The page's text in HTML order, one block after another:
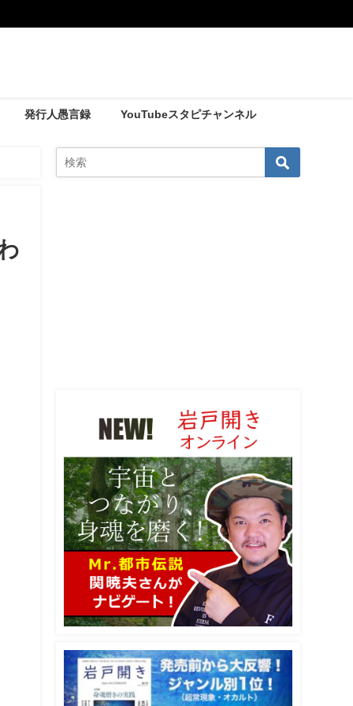
発行人愚言録 YouTubeスタピチャンネル
〈1〉神合わせ（咬み合わせ）で人生が変わる